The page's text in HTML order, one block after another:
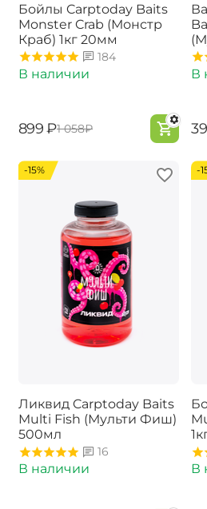
Бойлы Carptoday Baits
Monster Crab (Монстр
Краб) 1кг 20мм
184
В наличии
‍899‍ ₽‍1 058‍₽
В
-15%
Ликвид Carptoday Baits
Multi Fish (Мульти Фиш)
500мл
16
В наличии
-
В